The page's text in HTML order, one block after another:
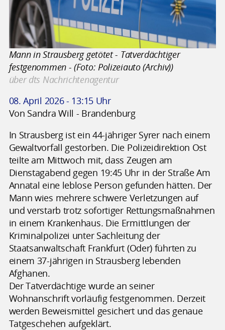
Mann in Strausberg getötet - Tatverdächtiger
festgenommen - (Foto: Polizeiauto (Archiv))
über dts Nachrichtenagentur
08. April 2026 - 13:15 Uhr
Von Sandra Will - Brandenburg
In Strausberg ist ein 44-jähriger Syrer nach einem
Gewaltvorfall gestorben. Die Polizeidirektion Ost
teilte am Mittwoch mit, dass Zeugen am
Dienstagabend gegen 19:45 Uhr in der Straße Am
Annatal eine leblose Person gefunden hätten. Der
Mann wies mehrere schwere Verletzungen auf
und verstarb trotz sofortiger Rettungsmaßnahmen
in einem Krankenhaus. Die Ermittlungen der
Kriminalpolizei unter Sachleitung der
Staatsanwaltschaft Frankfurt (Oder) führten zu
einem 37-jährigen in Strausberg lebenden
Afghanen.
Der Tatverdächtige wurde an seiner
Wohnanschrift vorläufig festgenommen. Derzeit
werden Beweismittel gesichert und das genaue
Tatgeschehen aufgeklärt.